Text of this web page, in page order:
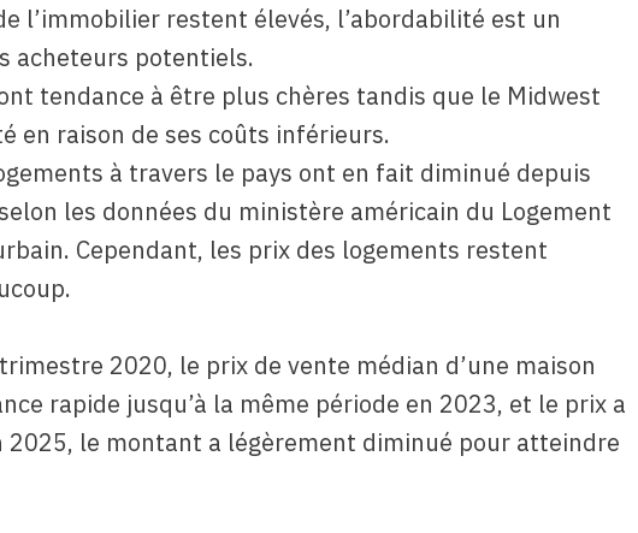
l’immobilier restent élevés, l’abordabilité est un
acheteurs potentiels.
tendance à être plus chères tandis que le Midwest
en raison de ses coûts inférieurs.
à travers le pays ont en fait diminué depuis
les données du ministère américain du Logement
Cependant, les prix des logements restent
2020, le prix de vente médian d’une maison
rapide jusqu’à la même période en 2023, et le prix a
2025, le montant a légèrement diminué pour atteindre